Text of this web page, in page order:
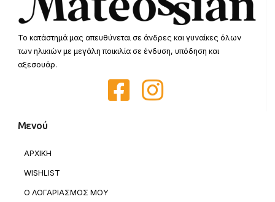
Το κατάστημά μας απευθύνεται σε άνδρες και γυναίκες όλων
των ηλικιών με μεγάλη ποικιλία σε ένδυση, υπόδηση και
αξεσουάρ.
Μενού
ΑΡΧΙΚΗ
WISHLIST
Ο ΛΟΓΑΡΙΑΣΜΟΣ ΜΟΥ